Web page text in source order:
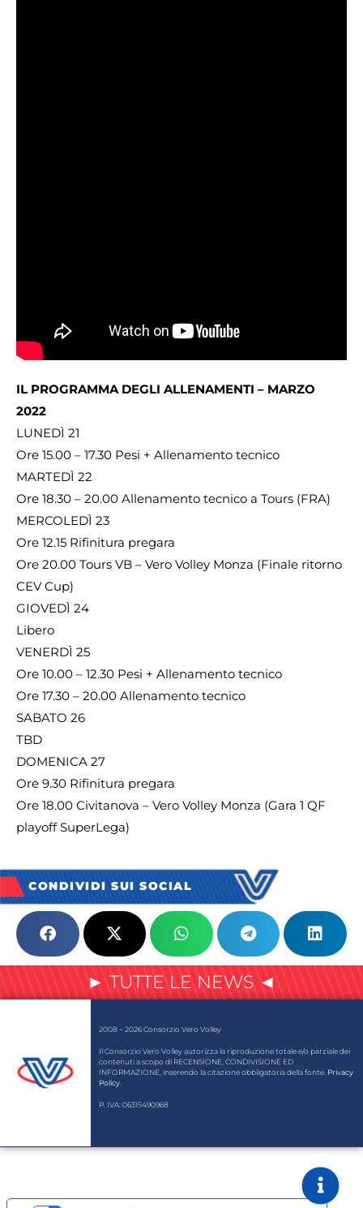
IL PROGRAMMA DEGLI ALLENAMENTI – MARZO
2022
LUNEDÌ 21
Ore 15.00 – 17.30 Pesi + Allenamento tecnico
MARTEDÌ 22
Ore 18.30 – 20.00 Allenamento tecnico a Tours (FRA)
MERCOLEDÌ 23
Ore 12.15 Rifinitura pregara
Ore 20.00 Tours VB – Vero Volley Monza (Finale ritorno
CEV Cup)
GIOVEDÌ 24
Libero
VENERDÌ 25
Ore 10.00 – 12.30 Pesi + Allenamento tecnico
Ore 17.30 – 20.00 Allenamento tecnico
SABATO 26
TBD
DOMENICA 27
Ore 9.30 Rifinitura pregara
Ore 18.00 Civitanova – Vero Volley Monza (Gara 1 QF
playoff SuperLega)
CONDIVIDI SUI SOCIAL
► TUTTE LE NEWS ◄
2008 – 2026 Consorzio Vero Volley
Il Consorzio Vero Volley autorizza la riproduzione totale e/o parziale dei
contenuti a scopo di RECENSIONE, CONDIVISIONE ED
INFORMAZIONE, inserendo la citazione obbligatoria della fonte. Privacy
Policy
P. IVA: 06315490968